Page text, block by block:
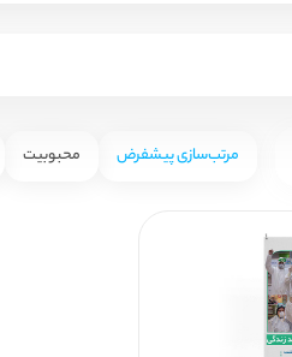
مرتب‌سازی پیشفرض محبوبیت